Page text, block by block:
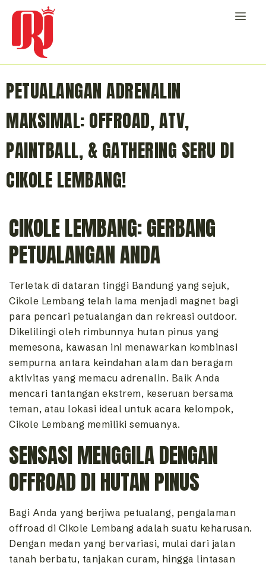
PETUALANGAN ADRENALIN
MAKSIMAL: OFFROAD, ATV,
PAINTBALL, & GATHERING SERU DI
CIKOLE LEMBANG!
CIKOLE LEMBANG: GERBANG
PETUALANGAN ANDA
Terletak di dataran tinggi Bandung yang sejuk,
Cikole Lembang telah lama menjadi magnet bagi
para pencari petualangan dan rekreasi outdoor.
Dikelilingi oleh rimbunnya hutan pinus yang
memesona, kawasan ini menawarkan kombinasi
sempurna antara keindahan alam dan beragam
aktivitas yang memacu adrenalin. Baik Anda
mencari tantangan ekstrem, keseruan bersama
teman, atau lokasi ideal untuk acara kelompok,
Cikole Lembang memiliki semuanya.
SENSASI MENGGILA DENGAN
OFFROAD DI HUTAN PINUS
Bagi Anda yang berjiwa petualang, pengalaman
offroad di Cikole Lembang adalah suatu keharusan.
Dengan medan yang bervariasi, mulai dari jalan
tanah berbatu, tanjakan curam, hingga lintasan